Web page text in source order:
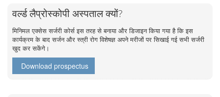
वर्ल्ड लैप्रोस्कोपी अस्पताल क्यों?
मिनिमल एक्सेस सर्जरी कोर्स इस तरह से बनाया और डिजाइन किया गया है कि इस
कार्यक्रम के बाद सर्जन और स्त्री रोग विशेषज्ञ अपने मरीजों पर सिखाई गई सभी सर्जरी
खुद कर सकेंगे।
Download prospectus